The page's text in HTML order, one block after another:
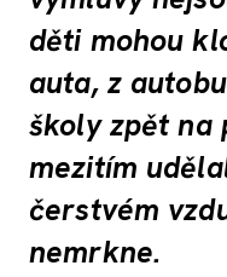
děti mohou
auta, z
školy zpět na
mezitím
čerstvém
nemrkne.